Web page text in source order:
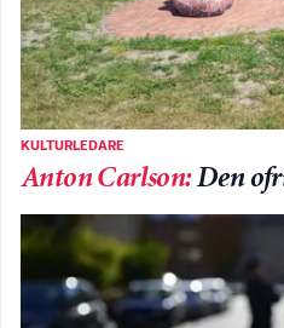
KULTURLEDARE
Anton Carlson:Den